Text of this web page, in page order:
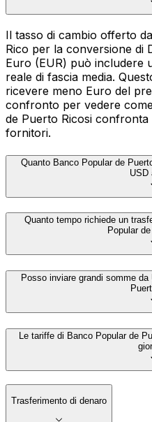
Il tasso di cambio offerto
Rico per la conversione di
Euro (EUR) può includere
reale di fascia media.
ricevere meno Euro del
confronto per vedere
de Puerto Ricosi
fornitori.
Quanto Banco Popular de
USD
Quanto tempo richiede un
Popular
Posso inviare grandi somme
Le tariffe di Banco Popular de
Trasferimento di denaro